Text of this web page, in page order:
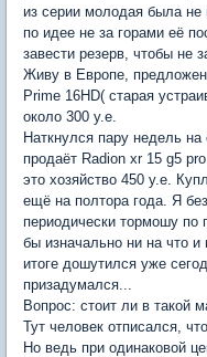
из серии молодая была
по идее не за горами её
завести резерв, чтобы не
Живу в Европе,
Prime 16HD( старая
около 300 у.е.
Наткнулся пару недель
продаёт Radion xr 15 g5
это хозяйство 450 у.е.
ещё на полтора года. Я
периодически тормошу по
бы изначально ни на что
итоге дошутился уже
призадумался...
Вопрос: стоит ли в такой
Тут человек отписался,
Но ведь при одинаковой